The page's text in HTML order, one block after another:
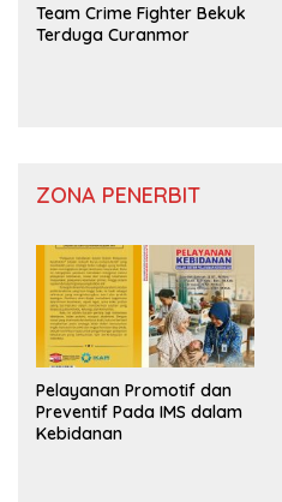
Team Crime Fighter Bekuk
Terduga Curanmor
ZONA PENERBIT
Pelayanan Promotif dan
Preventif Pada IMS dalam
Kebidanan